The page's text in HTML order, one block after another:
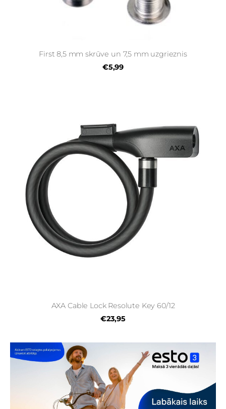
First 8,5 mm skrūve un 7,5 mm uzgrieznis
€5,99
AXA Cable Lock Resolute Key 60/12
€23,95